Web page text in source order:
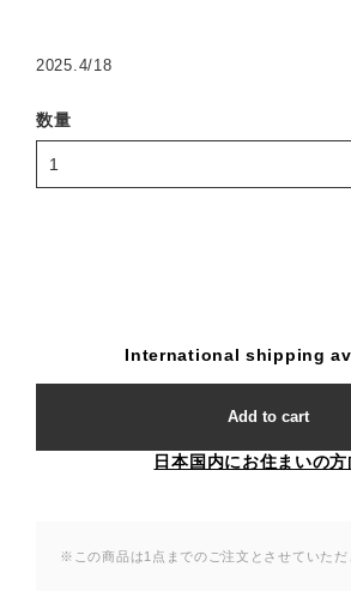
2025.4/18
数量
International shipping
Add to cart
日本国内にお住まいの方
※この商品は1点までのご注文とさせていただ